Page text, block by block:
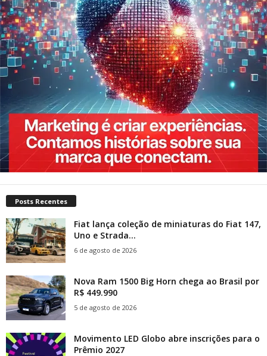
Posts Recentes
Fiat lança coleção de miniaturas do Fiat 147,
Uno e Strada...
6 de agosto de 2026
Nova Ram 1500 Big Horn chega ao Brasil por
R$ 449.990
5 de agosto de 2026
Movimento LED Globo abre inscrições para o
Prêmio 2027